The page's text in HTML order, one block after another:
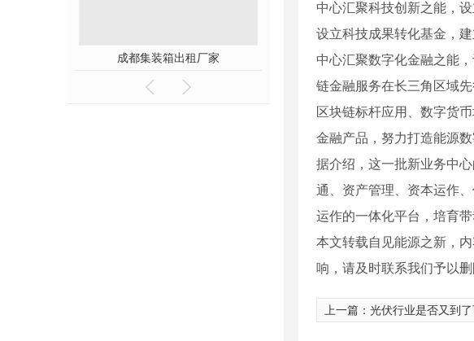
成都集装箱出租厂家
中心汇聚科技创新之能，
设立科技成果转化基金，
中心汇聚数字化金融之能
链金融服务在长三角区域
区块链标杆应用、数字货
金融产品，努力打造能源数
据介绍，这一批新业务中
通、资产管理、资本运作
运作的一体化平台，培育
本文转载自见能源之新，
响，请及时联系我们予以删
上一篇： 光伏行业是否又到